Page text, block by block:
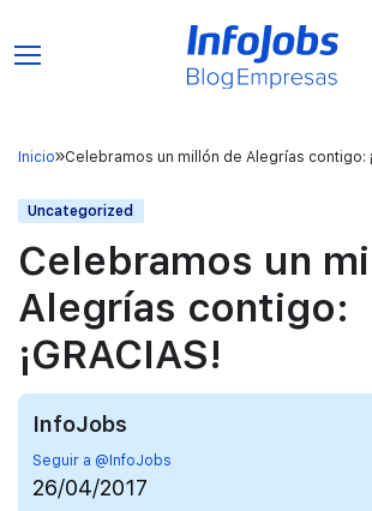
Inicio Celebramos un millón de Alegrías contigo:
Uncategorized
Celebramos un
Alegrías contigo:
¡GRACIAS!
InfoJobs
Seguir a @InfoJobs
26/04/2017